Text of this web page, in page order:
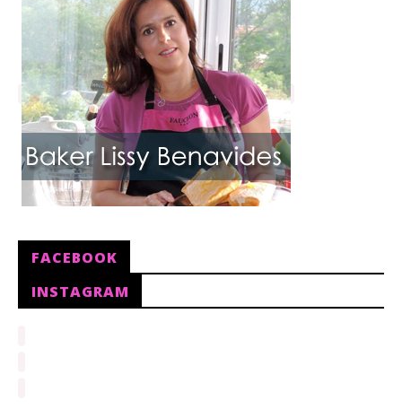
FACEBOOK
INSTAGRAM